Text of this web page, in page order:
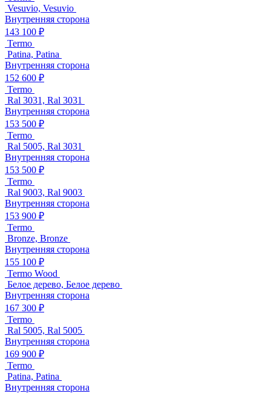
Vesuvio, Vesuvio
Внутренняя сторона
143 100 ₽
Termo
Patina, Patina
Внутренняя сторона
152 600 ₽
Termo
Ral 3031, Ral 3031
Внутренняя сторона
153 500 ₽
Termo
Ral 5005, Ral 3031
Внутренняя сторона
153 500 ₽
Termo
Ral 9003, Ral 9003
Внутренняя сторона
153 900 ₽
Termo
Bronze, Bronze
Внутренняя сторона
155 100 ₽
Termo Wood
Белое дерево, Белое дерево
Внутренняя сторона
167 300 ₽
Termo
Ral 5005, Ral 5005
Внутренняя сторона
169 900 ₽
Termo
Patina, Patina
Внутренняя сторона